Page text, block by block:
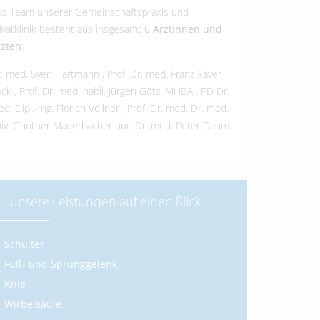
Team unserer Gemeinschaftspraxis und
besteht aus insgesamt 6 Ärztinnen und
:
med. Sven Hartmann , Prof. Dr. med. Franz Xaver
, Prof. Dr. med. habil. Jürgen Götz, MHBA , PD Dr.
Dipl.-Ing. Florian Völlner , Prof. Dr. med. Dr. med.
Günther Maderbacher und Dr. med. Peter Daum
unsere Leistungen auf einen Blick
Schulter
Fuß- und Sprunggelenk
Knie
Wirbelsäule